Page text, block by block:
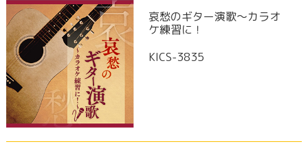
哀愁のギター演歌～カラオ
ケ練習に！
KICS-3835